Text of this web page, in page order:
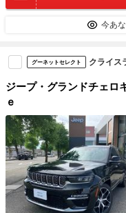
今あ
グーネットセレクト クライス
ジープ・グランドチェ
ｅ